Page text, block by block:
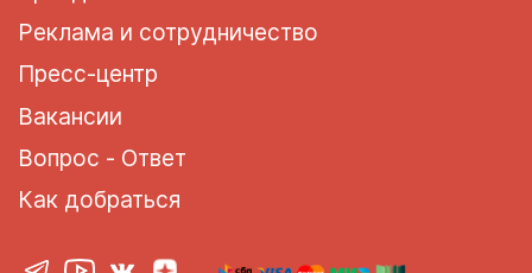
Реклама и сотрудничество
Пресс-центр
Вакансии
Вопрос - Ответ
Как добраться